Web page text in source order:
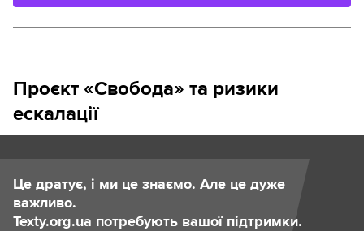
Проєкт «Свобода» та ризики
ескалації
Це дратує, і ми це знаємо. Але це дуже
важливо.
Texty.org.ua потребують вашої підтримки.